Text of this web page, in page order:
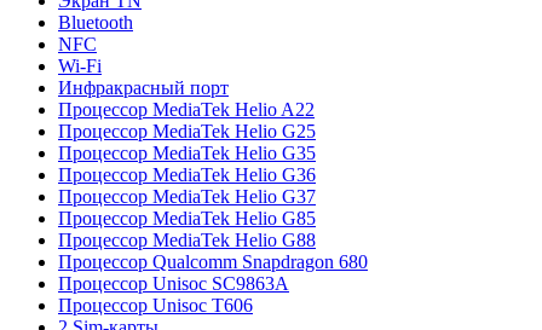
Bluetooth
NFC
Wi-Fi
Инфракрасный порт
Процессор MediaTek Helio A22
Процессор MediaTek Helio G25
Процессор MediaTek Helio G35
Процессор MediaTek Helio G36
Процессор MediaTek Helio G37
Процессор MediaTek Helio G85
Процессор MediaTek Helio G88
Процессор Qualcomm Snapdragon 680
Процессор Unisoc SC9863A
Процессор Unisoc T606